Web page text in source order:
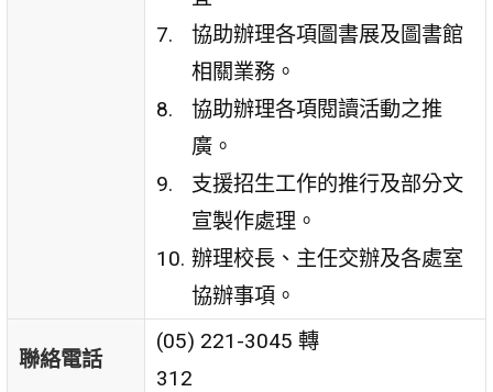
協助辦理各項圖書展及圖書館
相關業務。
協助辦理各項閱讀活動之推
廣。
支援招生工作的推行及部分文
宣製作處理。
辦理校長、主任交辦及各處室
協辦事項。
聯絡電話
(05) 221-3045 轉
312